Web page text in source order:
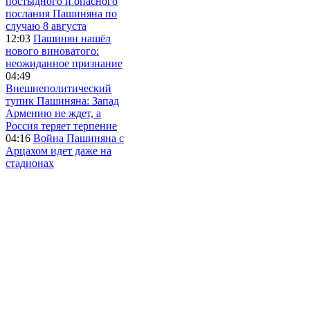
послания Пашиняна по
случаю 8 августа
12:03 Пашинян нашёл
нового виноватого:
неожиданное признание
04:49
Внешнеполитический
тупик Пашиняна: Запад
Армению не ждет, а
Россия теряет терпение
04:16 Война Пашиняна с
Арцахом идет даже на
стадионах